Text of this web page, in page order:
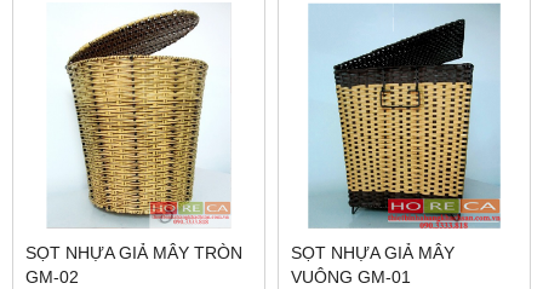
SỌT NHỰA GIẢ MÂY TRÒN
GM-02
SỌT NHỰA GIẢ MÂY
VUÔNG GM-01